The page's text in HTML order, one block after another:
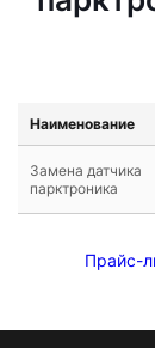
Наименование
Замена датчика
парктроника
Прайс-